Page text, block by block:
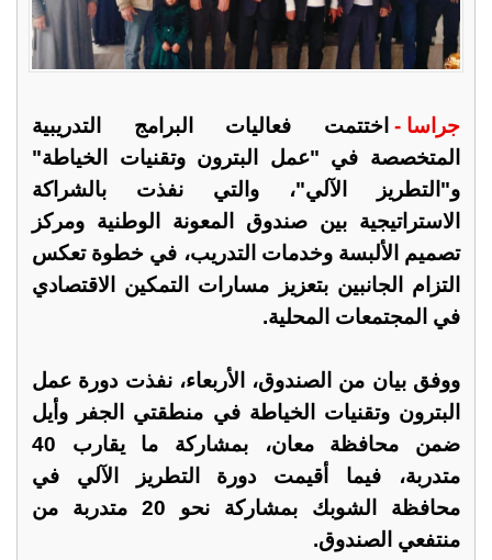
جراسا - اختتمت فعاليات البرامج التدريبية
المتخصصة في "عمل البترون وتقنيات الخياطة"
و"التطريز الآلي"، والتي نفذت بالشراكة
الاستراتيجية بين صندوق المعونة الوطنية ومركز
تصميم الألبسة وخدمات التدريب، في خطوة تعكس
التزام الجانبين بتعزيز مسارات التمكين الاقتصادي
في المجتمعات المحلية.
ووفق بيان من الصندوق، الأربعاء، نفذت دورة عمل
البترون وتقنيات الخياطة في منطقتي الجفر وأيل
ضمن محافظة معان، بمشاركة ما يقارب 40
متدربة، فيما أقيمت دورة التطريز الآلي في
محافظة الشوبك بمشاركة نحو 20 متدربة من
منتفعي الصندوق.